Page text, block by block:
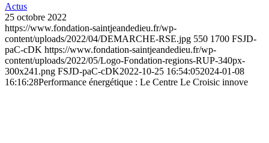
Actus
25 octobre 2022
https://www.fondation-saintjeandedieu.fr/wp-
content/uploads/2022/04/DEMARCHE-RSE.jpg 550 1700 FSJD-
paC-cDK https://www.fondation-saintjeandedieu.fr/wp-
content/uploads/2022/05/Logo-Fondation-regions-RUP-340px-
300x241.png FSJD-paC-cDK2022-10-25 16:54:052024-01-08
16:16:28Performance énergétique : Le Centre Le Croisic innove